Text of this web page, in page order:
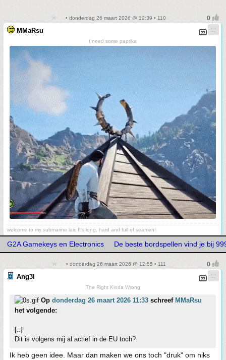
• donderdag 26 maart 2026 @ 12:39 • 110
MMaRsu
I need some paprika
welcome to my submarine lair. It's long, hard and full of seamen!
G2A Gamekeys en Electronics De beste bordspellen vind je bij
• donderdag 26 maart 2026 @ 12:55 • 111
Ang3l
The Right Kinda Wrong
Op donderdag 26 maart 2026 11:33 schreef MMaRsu
het volgende:
[..]
Dit is volgens mij al actief in de EU toch?
Ik heb geen idee. Maar dan maken we ons toch "druk" om niks